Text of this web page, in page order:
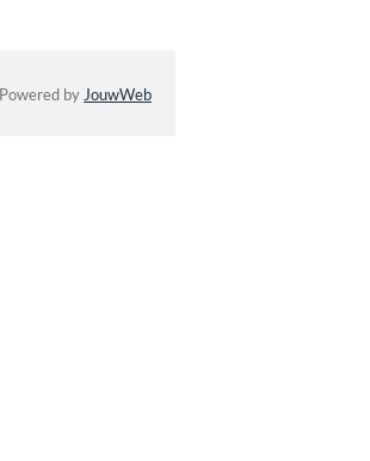
Powered byJouwWeb